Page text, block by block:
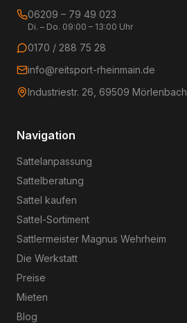
06209 – 79 49 023
Di. – Do. 09:00 – 13:00 Uhr
0170 / 288 75 28
info@reitsport-rheinmain.de
Industriestr. 26, 69509 Mörlenbach
Navigation
Sattelanpassung
Sattelberatung
Sattel kaufen
Sattel-Sortiment
Sattlermeister Magnus Wehrheim
Die Werkstatt
Preise
Mieten
Blog